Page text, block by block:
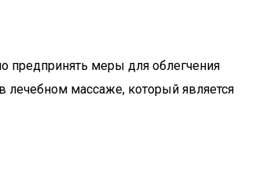
предпринять меры для облегчения
лечебном массаже, который является